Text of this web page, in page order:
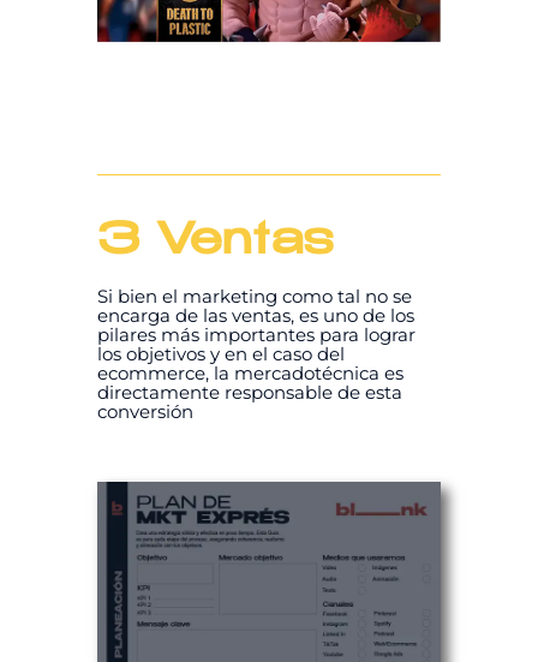
3 Ventas
Si bien el marketing como tal no se
encarga de las ventas, es uno de los
pilares más importantes para lograr
los objetivos y en el caso del
ecommerce, la mercadotécnica es
directamente responsable de esta
conversión